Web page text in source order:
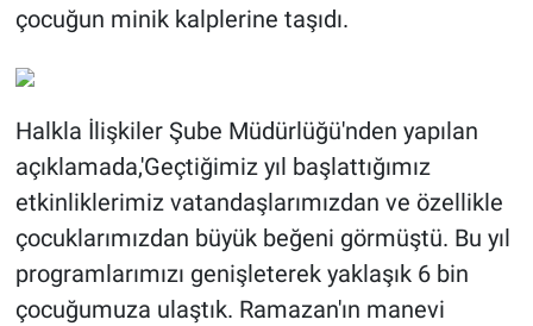
çocuğun minik kalplerine taşıdı.
Halkla İlişkiler Şube Müdürlüğü'nden yapılan
açıklamada,'Geçtiğimiz yıl başlattığımız
etkinliklerimiz vatandaşlarımızdan ve özellikle
çocuklarımızdan büyük beğeni görmüştü. Bu yıl
programlarımızı genişleterek yaklaşık 6 bin
çocuğumuza ulaştık. Ramazan'ın manevi